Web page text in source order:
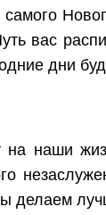
вас
дни
наши
делаем